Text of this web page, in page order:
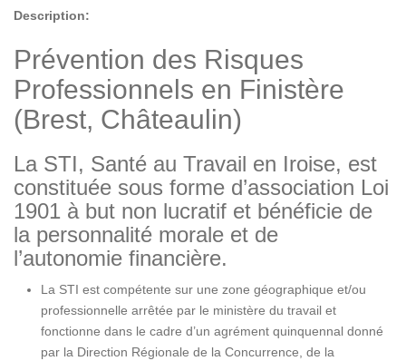
Description:
Prévention des Risques
Professionnels en Finistère
(Brest, Châteaulin)
La STI, Santé au Travail en Iroise, est
constituée sous forme d’association Loi
1901 à but non lucratif et bénéficie de
la personnalité morale et de
l’autonomie financière.
La STI est compétente sur une zone géographique et/ou
professionnelle arrêtée par le ministère du travail et
fonctionne dans le cadre d’un agrément quinquennal donné
par la Direction Régionale de la Concurrence, de la